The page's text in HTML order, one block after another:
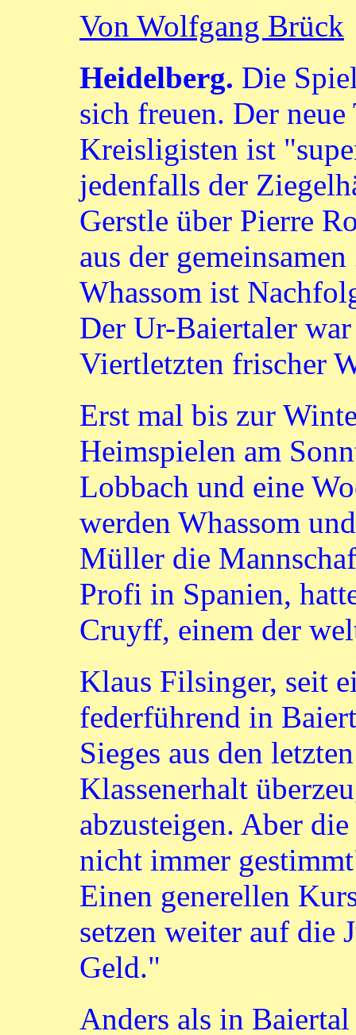
Von Wolfgang Brück
Heidelberg. Die
sich freuen. Der
Kreisligisten ist
jedenfalls der
Gerstle über Pierre
aus der
Whassom ist
Der Ur-Baiertaler
Viertletzten frischer
Erst mal bis zur
Heimspielen am
Lobbach und eine
werden Whassom
Müller die
Profi in Spanien,
Cruyff, einem der
Klaus Filsinger, seit
federführend in
Sieges aus den
Klassenerhalt
abzusteigen. Aber
nicht immer
Einen generellen
setzen weiter auf die
Geld."
Anders als in